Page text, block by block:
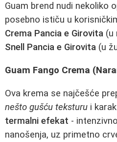
Guam brend nudi nekoliko
posebno ističu u
Crema Pancia e Girovita (u
Snell Pancia e Girovita (u
Guam Fango Crema
Ova krema se najčešće
nešto gušću teksturu i
termalni efekat -
nanošenja, uz primetno